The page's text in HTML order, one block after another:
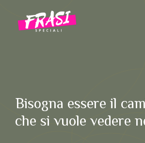
contenuto
Bisogna essere il
che si vuole vedere